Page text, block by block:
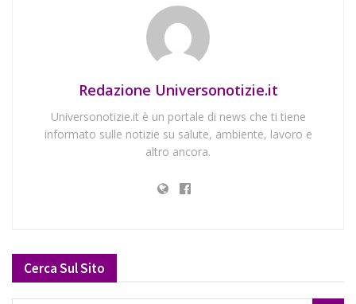
Redazione Universonotizie.it
Universonotizie.it è un portale di news che ti tiene
informato sulle notizie su salute, ambiente, lavoro e
altro ancora.
Cerca Sul Sito